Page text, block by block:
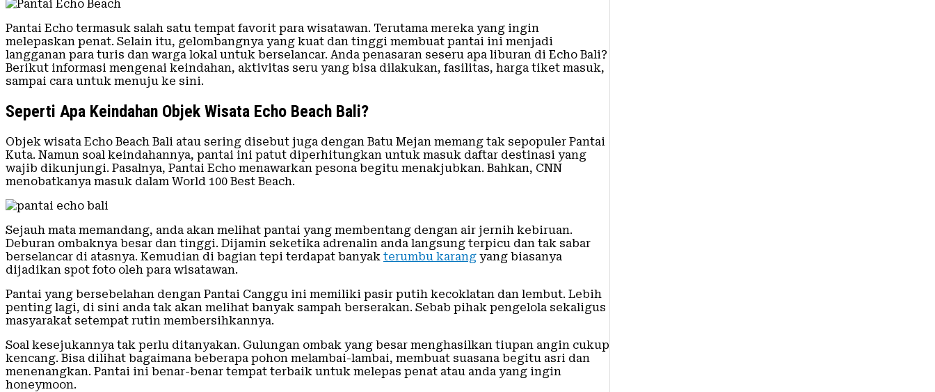
Pantai Echo termasuk salah satu tempat favorit para wisatawan. Terutama mereka yang ingin
melepaskan penat. Selain itu, gelombangnya yang kuat dan tinggi membuat pantai ini menjadi
langganan para turis dan warga lokal untuk berselancar. Anda penasaran seseru apa liburan di Echo Bali?
Berikut informasi mengenai keindahan, aktivitas seru yang bisa dilakukan, fasilitas, harga tiket masuk,
sampai cara untuk menuju ke sini.
Seperti Apa Keindahan Objek Wisata Echo Beach Bali?
Objek wisata Echo Beach Bali atau sering disebut juga dengan Batu Mejan memang tak sepopuler Pantai
Kuta. Namun soal keindahannya, pantai ini patut diperhitungkan untuk masuk daftar destinasi yang
wajib dikunjungi. Pasalnya, Pantai Echo menawarkan pesona begitu menakjubkan. Bahkan, CNN
menobatkanya masuk dalam World 100 Best Beach.
Sejauh mata memandang, anda akan melihat pantai yang membentang dengan air jernih kebiruan.
Deburan ombaknya besar dan tinggi. Dijamin seketika adrenalin anda langsung terpicu dan tak sabar
berselancar di atasnya. Kemudian di bagian tepi terdapat banyak terumbu karang yang biasanya
dijadikan spot foto oleh para wisatawan.
Pantai yang bersebelahan dengan Pantai Canggu ini memiliki pasir putih kecoklatan dan lembut. Lebih
penting lagi, di sini anda tak akan melihat banyak sampah berserakan. Sebab pihak pengelola sekaligus
masyarakat setempat rutin membersihkannya.
Soal kesejukannya tak perlu ditanyakan. Gulungan ombak yang besar menghasilkan tiupan angin cukup
kencang. Bisa dilihat bagaimana beberapa pohon melambai-lambai, membuat suasana begitu asri dan
menenangkan. Pantai ini benar-benar tempat terbaik untuk melepas penat atau anda yang ingin
honeymoon.